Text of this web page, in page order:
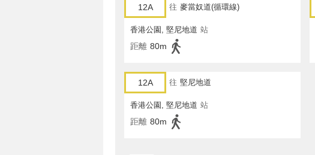
12A 往 麥當奴道(循環線)
香港公園, 堅尼地道 站
距離 80m
12A 往 堅尼地道
香港公園, 堅尼地道 站
距離 80m